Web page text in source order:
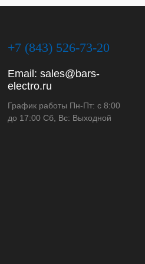
+7 (843) 526-73-20
Email: sales@bars-
electro.ru
График работы Пн-Пт: с 8:00
до 17:00 Сб, Вс: Выходной